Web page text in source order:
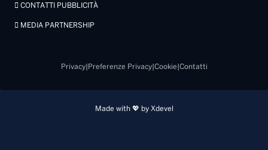
CONTATTI PUBBLICITÀ
MEDIA PARTNERSHIP
Privacy| Preferenze Privacy| Cookie Contatti
Made with 💖 by Xdevel